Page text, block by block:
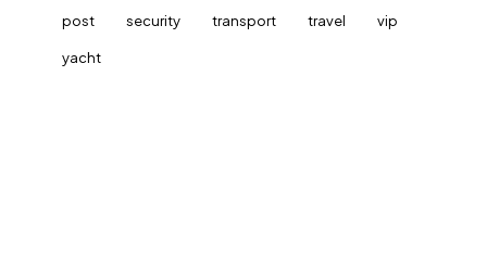
post security transport travel vip
yacht